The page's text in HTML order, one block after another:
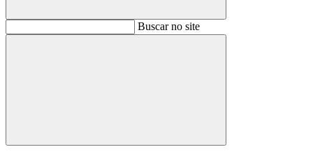
BuscarBuscar no site
Buscar